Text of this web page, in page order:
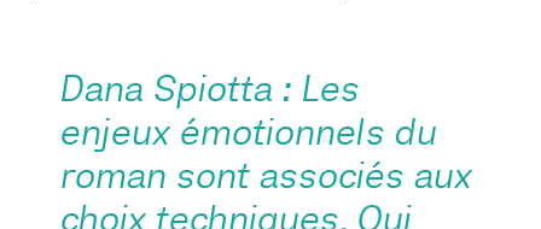
Dana Spiotta : Les
enjeux émotionnels du
roman sont associés aux
choix techniques. Qui